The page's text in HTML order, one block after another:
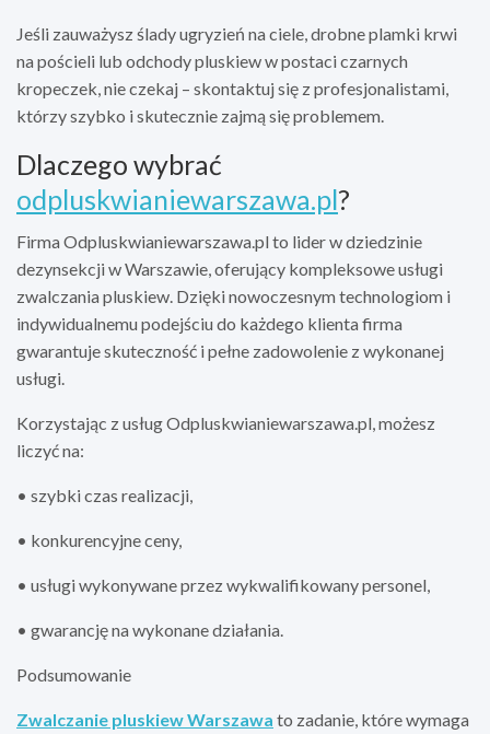
Jeśli zauważysz ślady ugryzień na ciele, drobne plamki krwi
na pościeli lub odchody pluskiew w postaci czarnych
kropeczek, nie czekaj – skontaktuj się z profesjonalistami,
którzy szybko i skutecznie zajmą się problemem.
Dlaczego wybrać
odpluskwianiewarszawa.pl?
Firma Odpluskwianiewarszawa.pl to lider w dziedzinie
dezynsekcji w Warszawie, oferujący kompleksowe usługi
zwalczania pluskiew. Dzięki nowoczesnym technologiom i
indywidualnemu podejściu do każdego klienta firma
gwarantuje skuteczność i pełne zadowolenie z wykonanej
usługi.
Korzystając z usług Odpluskwianiewarszawa.pl, możesz
liczyć na:
• szybki czas realizacji,
• konkurencyjne ceny,
• usługi wykonywane przez wykwalifikowany personel,
• gwarancję na wykonane działania.
Podsumowanie
Zwalczanie pluskiew Warszawa to zadanie, które wymaga